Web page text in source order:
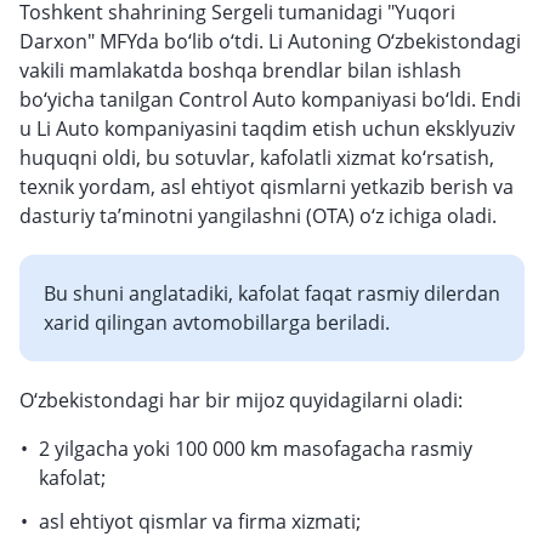
Toshkent shahrining Sergeli tumanidagi "Yuqori
Darxon" MFYda bo‘lib o‘tdi. Li Autoning O‘zbekistondagi
vakili mamlakatda boshqa brendlar bilan ishlash
bo‘yicha tanilgan Control Auto kompaniyasi bo‘ldi. Endi
u Li Auto kompaniyasini taqdim etish uchun eksklyuziv
huquqni oldi, bu sotuvlar, kafolatli xizmat ko‘rsatish,
texnik yordam, asl ehtiyot qismlarni yetkazib berish va
dasturiy ta’minotni yangilashni (OTA) o‘z ichiga oladi.
Bu shuni anglatadiki, kafolat faqat rasmiy dilerdan
xarid qilingan avtomobillarga beriladi.
O‘zbekistondagi har bir mijoz quyidagilarni oladi:
2 yilgacha yoki 100 000 km masofagacha rasmiy
kafolat;
asl ehtiyot qismlar va firma xizmati;